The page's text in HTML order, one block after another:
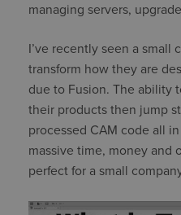
managing servers,
I’ve recently seen a small
transform how they are
due to Fusion. The ability
their products then jump
processed CAM code all
massive time, money and
perfect for a small